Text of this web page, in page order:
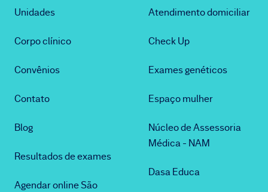
Unidades
Corpo clínico
Convênios
Contato
Blog
Resultados de exames
Agendar online São
Atendimento domiciliar
Check Up
Exames genéticos
Espaço mulher
Núcleo de Assessoria
Médica - NAM
Dasa Educa